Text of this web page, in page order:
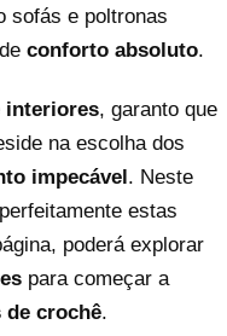
sofás e poltronas
conforto absoluto.
interiores, garanto que
na escolha dos
impecável . Neste
estas
poderá explorar
para começar a
de crochê.